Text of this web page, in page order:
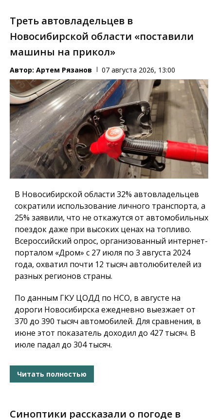
Треть автовладельцев в
Новосибирской области «поставили
машины на прикол»
Автор: Артем Рязанов 07 августа 2026, 13:00
В Новосибирской области 32% автовладельцев
сократили использование личного транспорта, а
25% заявили, что не откажутся от автомобильных
поездок даже при высоких ценах на топливо.
Всероссийский опрос, организованный интернет-
порталом «Дром» с 27 июля по 3 августа 2024
года, охватил почти 12 тысяч автолюбителей из
разных регионов страны.
По данным ГКУ ЦОДД по НСО, в августе на
дороги Новосибирска ежедневно выезжает от
370 до 390 тысяч автомобилей. Для сравнения, в
июне этот показатель доходил до 427 тысяч. В
июле падал до 304 тысяч.
Читать полностью
Синоптики рассказали о погоде в